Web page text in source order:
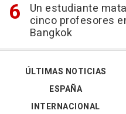
Un estudiante
cinco profesores
Bangkok
ÚLTIMAS NOTICIAS
ESPAÑA
INTERNACIONAL